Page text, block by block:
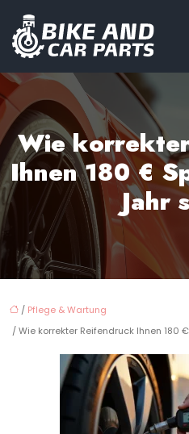
Wie
Ihnen 180 €
Jahr
/ Pflege & Wartung
/ Wie korrekter Reifendruck Ihnen 180